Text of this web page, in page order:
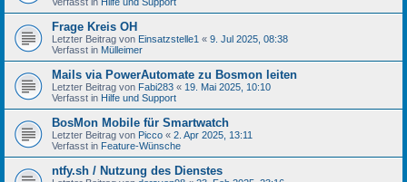
Frage Kreis OH
Letzter Beitrag von Einsatzstelle1 « 9. Jul 2025, 08:38
Verfasst in Mülleimer
Mails via PowerAutomate zu Bosmon leiten
Letzter Beitrag von Fabi283 « 19. Mai 2025, 10:10
Verfasst in Hilfe und Support
BosMon Mobile für Smartwatch
Letzter Beitrag von Picco « 2. Apr 2025, 13:11
Verfasst in Feature-Wünsche
ntfy.sh / Nutzung des Dienstes